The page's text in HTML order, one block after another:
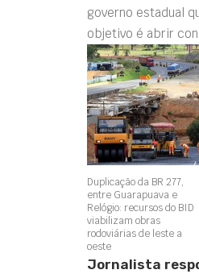
governo estadual
objetivo é abrir
Duplicação da BR 277,
entre Guarapuava e
Relógio: recursos do BID
viabilizam obras
rodoviárias de leste a
oeste
Jornalista